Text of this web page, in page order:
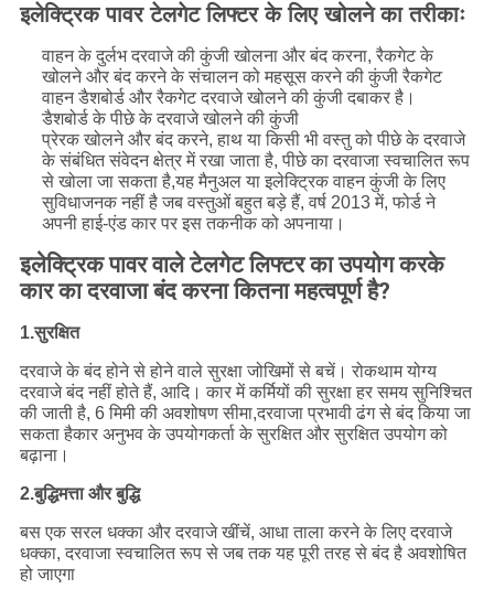
इलेक्ट्रिक पावर टेलगेट लिफ्टर के लिए खोलने का तरीकाः
वाहन के दुर्लभ दरवाजे की कुंजी खोलना और बंद करना, रैकगेट के
खोलने और बंद करने के संचालन को महसूस करने की कुंजी रैकगेट
वाहन डैशबोर्ड और रैकगेट दरवाजे खोलने की कुंजी दबाकर है।
डैशबोर्ड के पीछे के दरवाजे खोलने की कुंजी
प्रेरक खोलने और बंद करने, हाथ या किसी भी वस्तु को पीछे के दरवाजे
के संबंधित संवेदन क्षेत्र में रखा जाता है, पीछे का दरवाजा स्वचालित रूप
से खोला जा सकता है,यह मैनुअल या इलेक्ट्रिक वाहन कुंजी के लिए
सुविधाजनक नहीं है जब वस्तुओं बहुत बड़े हैं, वर्ष 2013 में, फोर्ड ने
अपनी हाई-एंड कार पर इस तकनीक को अपनाया।
इलेक्ट्रिक पावर वाले टेलगेट लिफ्टर का उपयोग करके
कार का दरवाजा बंद करना कितना महत्वपूर्ण है?
1.सुरक्षित
दरवाजे के बंद होने से होने वाले सुरक्षा जोखिमों से बचें। रोकथाम योग्य
दरवाजे बंद नहीं होते हैं, आदि। कार में कर्मियों की सुरक्षा हर समय सुनिश्चित
की जाती है, 6 मिमी की अवशोषण सीमा,दरवाजा प्रभावी ढंग से बंद किया जा
सकता हैकार अनुभव के उपयोगकर्ता के सुरक्षित और सुरक्षित उपयोग को
बढ़ाना।
2.बुद्धिमत्ता और बुद्धि
बस एक सरल धक्का और दरवाजे खींचें, आधा ताला करने के लिए दरवाजे
धक्का, दरवाजा स्वचालित रूप से जब तक यह पूरी तरह से बंद है अवशोषित
हो जाएगा